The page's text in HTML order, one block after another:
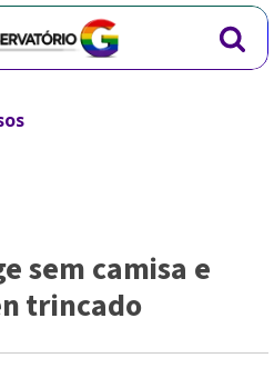
sem camisa e
trincado